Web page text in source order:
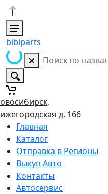
bibiparts
д. 166
Главная
Каталог
Отправка в Регионы
Выкуп Авто
Контакты
Автосервис